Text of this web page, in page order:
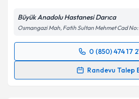
kapsamda işlenmesini kabul
Takvim Talebini
Büyük Anadolu Hastanesi Darıca
Osmangazi Mah, Fatih Sultan Mehmet Cad
0 (850) 474 17
Randevu Talep
Randevu Takvimi Talebi